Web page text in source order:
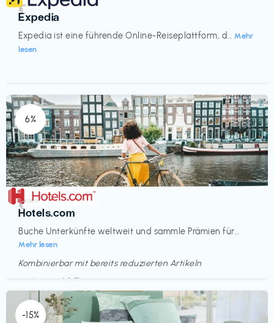
Reisen
Expedia
Expedia ist eine führende Online-Reiseplattform, d... Mehr
lesen
€‎
6%
Reisen
Hotels.com
Buche Unterkünfte weltweit und sammle Prämien für...
Mehr lesen
€‎
Kombinierbar mit bereits reduzierten Artikeln
Endet in
<60 Tagen
-15%